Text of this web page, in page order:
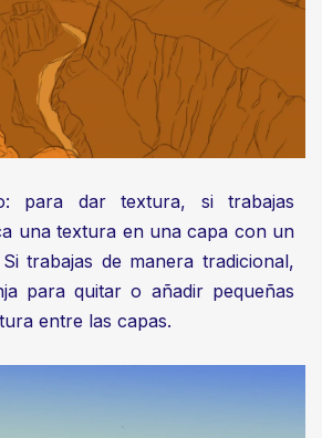
para dar textura, si trabajas
una textura en una capa con un
trabajas de manera tradicional,
para quitar o añadir pequeñas
entre las capas.